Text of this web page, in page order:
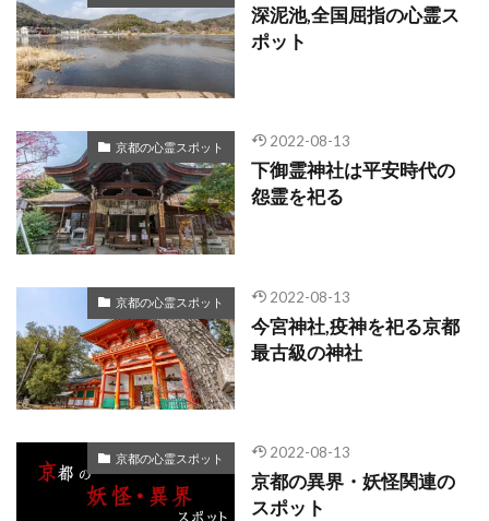
深泥池,全国屈指の心霊ス
ポット
京都の心霊スポット 2022-08-13
下御霊神社は平安時代の
怨霊を祀る
京都の心霊スポット 2022-08-13
今宮神社,疫神を祀る京都
最古級の神社
京都の心霊スポット 2022-08-13
京都の異界・妖怪関連の
スポット